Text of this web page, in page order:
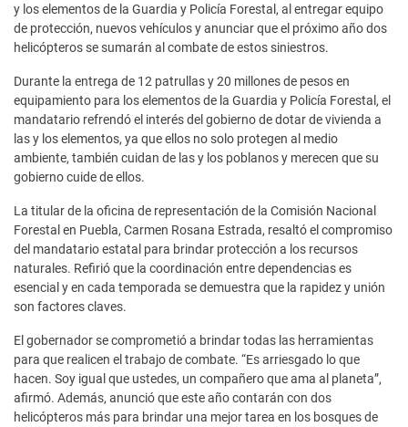
y los elementos de la Guardia y Policía Forestal, al entregar equipo
de protección, nuevos vehículos y anunciar que el próximo año dos
helicópteros se sumarán al combate de estos siniestros.
Durante la entrega de 12 patrullas y 20 millones de pesos en
equipamiento para los elementos de la Guardia y Policía Forestal, el
mandatario refrendó el interés del gobierno de dotar de vivienda a
las y los elementos, ya que ellos no solo protegen al medio
ambiente, también cuidan de las y los poblanos y merecen que su
gobierno cuide de ellos.
La titular de la oficina de representación de la Comisión Nacional
Forestal en Puebla, Carmen Rosana Estrada, resaltó el compromiso
del mandatario estatal para brindar protección a los recursos
naturales. Refirió que la coordinación entre dependencias es
esencial y en cada temporada se demuestra que la rapidez y unión
son factores claves.
El gobernador se comprometió a brindar todas las herramientas
para que realicen el trabajo de combate. “Es arriesgado lo que
hacen. Soy igual que ustedes, un compañero que ama al planeta”,
afirmó. Además, anunció que este año contarán con dos
helicópteros más para brindar una mejor tarea en los bosques de